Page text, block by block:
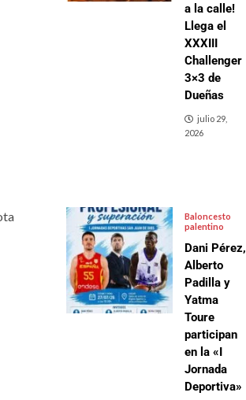
a la calle!
Llega el
XXXIII
Challenger
3×3 de
Dueñas
julio 29,
2026
Baloncesto
palentino
Dani Pérez,
Alberto
Padilla y
Yatma
Toure
participan
en la «I
Jornada
Deportiva»